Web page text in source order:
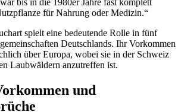
bis in die 1980er Jahre fast komplett
für Nahrung oder Medizin.“
spielt eine bedeutende Rolle in fünf
Deutschlands. Ihr Vorkommen
über Europa, wobei sie in der Schweiz
Laubwäldern anzutreffen ist.
und